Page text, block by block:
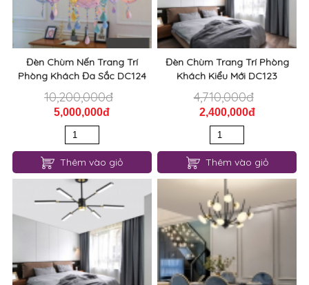
Đèn Chùm Nến Trang Trí
Phòng Khách Đa Sắc DC124
10,200,000đ
5,000,000đ
Thêm vào giỏ
Đèn Chùm Trang Trí Phòng
Khách Kiểu Mới DC123
4,710,000đ
2,400,000đ
Thêm vào giỏ